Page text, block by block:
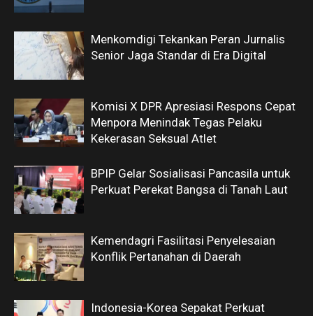
Menkomdigi Tekankan Peran Jurnalis
Senior Jaga Standar di Era Digital
Komisi X DPR Apresiasi Respons Cepat
Menpora Menindak Tegas Pelaku
Kekerasan Seksual Atlet
BPIP Gelar Sosialisasi Pancasila untuk
Perkuat Perekat Bangsa di Tanah Laut
Kemendagri Fasilitasi Penyelesaian
Konflik Pertanahan di Daerah
Indonesia-Korea Sepakat Perkuat